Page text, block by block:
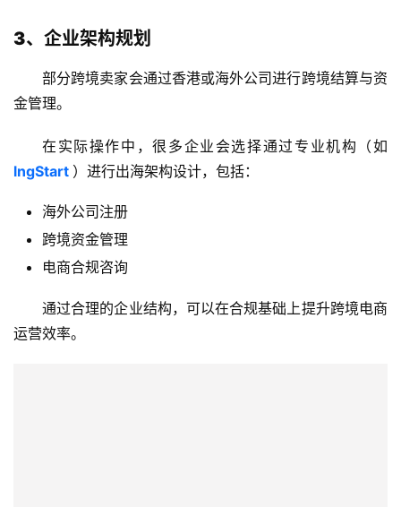
行
支
案
金
登录
3、企业架构规划
部分跨境卖家会通过香港或海外公司进行跨境结算与资
金管理。
在实际操作中，很多企业会选择通过专业机构（如
lngStart ）进行出海架构设计，包括：
海外公司注册
跨境资金管理
电商合规咨询
通过合理的企业结构，可以在合规基础上提升跨境电商
运营效率。